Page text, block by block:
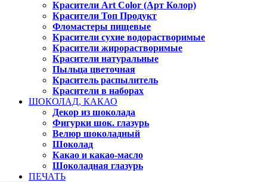
Красители Art Color (Арт Колор)
Красители Топ Продукт
Фломастеры пищевые
Красители сухие водорастворимые
Красители жирорастворимые
Красители натуральные
Пыльца цветочная
Краситель распылитель
Красители в наборах
ШОКОЛАД, КАКАО
Декор из шоколада
Фигурки шок. глазурь
Велюр шоколадный
Шоколад
Какао и какао-масло
Шоколадная глазурь
ПЕЧАТЬ